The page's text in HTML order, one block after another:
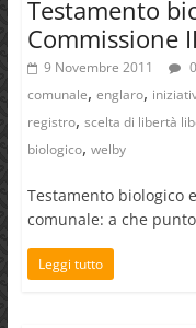
Testamento
Commissione
9 Novembre 2011
comunale, englaro,
registro, scelta di libertà
biologico, welby
Testamento biologico
comunale: a che
Leggi tutto